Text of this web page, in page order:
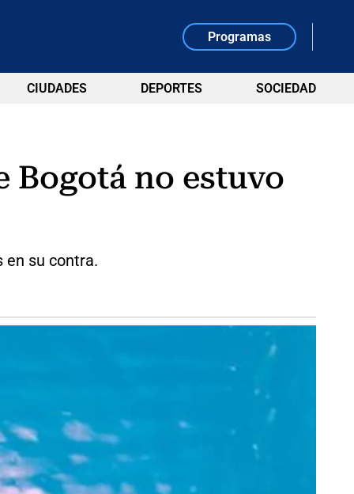
Programas
CIUDADES DEPORTES SOCIEDAD
Bogotá no estuvo
en su contra.